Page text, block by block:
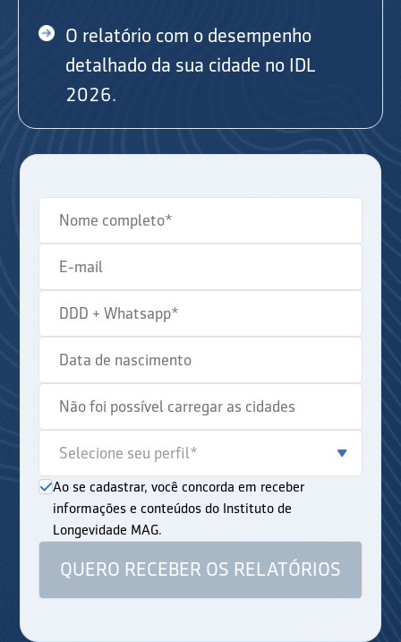
O relatório com o desempenho
detalhado da sua cidade no IDL
2026.
Ao se cadastrar, você concorda em receber
informações e conteúdos do Instituto de
Longevidade MAG.